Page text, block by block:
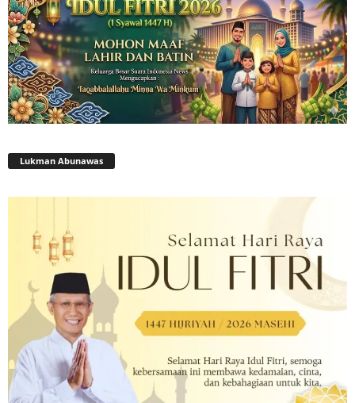
Lukman Abunawas